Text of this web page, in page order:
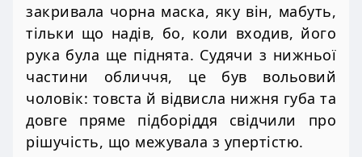
закривала чорна маска, яку він, мабуть,
тільки що надів, бо, коли входив, його
рука була ще піднята. Судячи з нижньої
частини обличчя, це був вольовий
чоловік: товста й відвисла нижня губа та
довге пряме підборіддя свідчили про
рішучість, що межувала з упертістю.